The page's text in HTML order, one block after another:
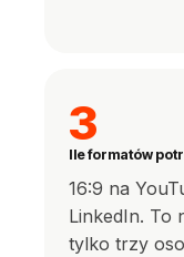
3
Ile formatów
16:9 na
LinkedIn. To
tylko trzy